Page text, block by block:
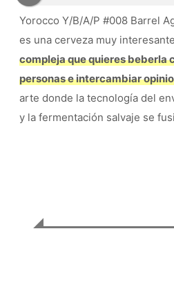
Yorocco Y/B/A/P #008 Barrel
es una cerveza muy
compleja que quieres beberla
personas e intercambiar
arte donde la tecnología del
y la fermentación salvaje se